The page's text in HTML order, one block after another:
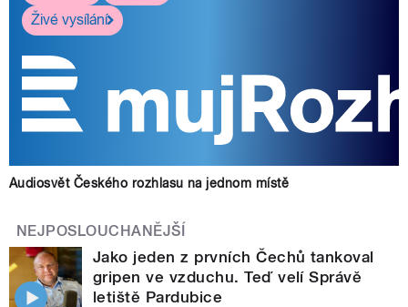
Živé vysílání
Audiosvět Českého rozhlasu na jednom místě
NEJPOSLOUCHANĚJŠÍ
Jako jeden z prvních Čechů tankoval
gripen ve vzduchu. Teď velí Správě
letiště Pardubice